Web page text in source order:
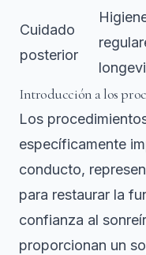
Cuidado
posterior
Introducción a los
Los
específicamente
conducto,
para restaurar la
confianza al
proporcionan un